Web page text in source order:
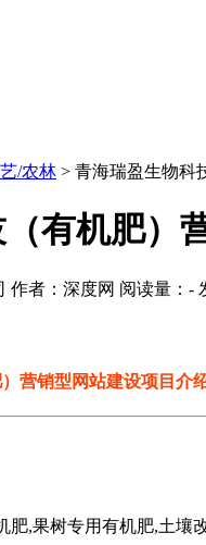
/农林 > 青海瑞盈生物科
有机肥）
者：深度网 阅读量： -
营销型网站建设项目介
,果树专用有机肥,土壤